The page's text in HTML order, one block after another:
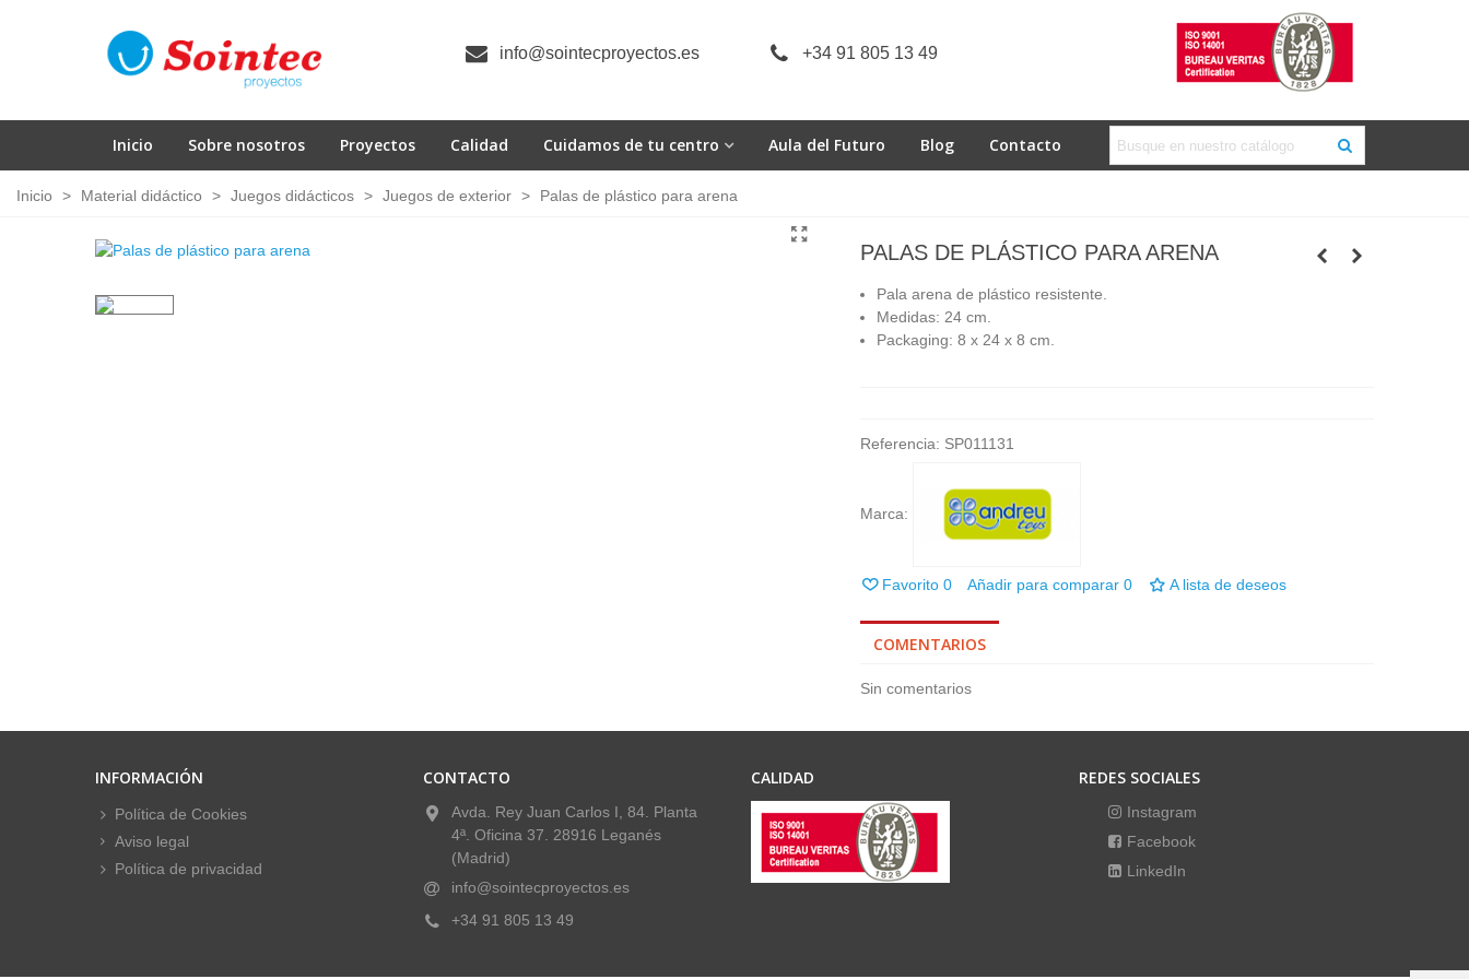
info@sointecproyectos.es +34 91 805 13 49
Inicio Sobre nosotros Proyectos Calidad Cuidamos de tu centro Aula del Futuro Blog Contacto
Inicio > Material didáctico > Juegos didácticos > Juegos de exterior > Palas de plástico para arena
PALAS DE PLÁSTICO PARA ARENA
Pala arena de plástico resistente.
Medidas: 24 cm.
Packaging: 8 x 24 x 8 cm.
Referencia: SP011131
Marca:
Favorito 0 Añadir para comparar 0 A lista de deseos
COMENTARIOS
Sin comentarios
INFORMACIÓN
Política de Cookies
Aviso legal
Política de privacidad
CONTACTO
Avda. Rey Juan Carlos I, 84. Planta
4ª. Oficina 37. 28916 Leganés
(Madrid)
info@sointecproyectos.es
+34 91 805 13 49
CALIDAD REDES SOCIALES
Instagram
Facebook
LinkedIn